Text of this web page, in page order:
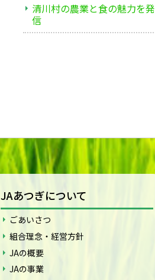
清川村の農業と食の魅力を発
信
JAあつぎについて
ごあいさつ
組合理念・経営方針
JAの概要
JAの事業